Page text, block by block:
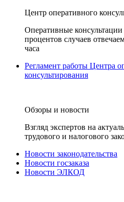
Центр оперативного
Оперативные
процентов случаев
часа
Регламент работы Центра
консультирования
Обзоры и новости
Взгляд экспертов на
трудового и налогового
Новости законодательства
Новости госзаказа
Новости ЭЛКОД